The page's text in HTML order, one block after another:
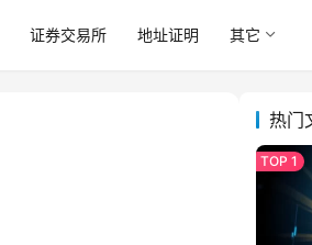
证券交易所 地址证明 其它
热门